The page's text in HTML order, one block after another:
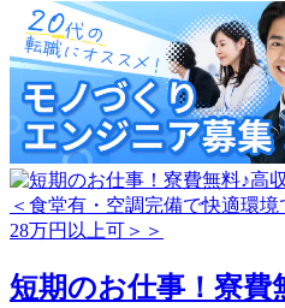
短期のお仕事！寮費